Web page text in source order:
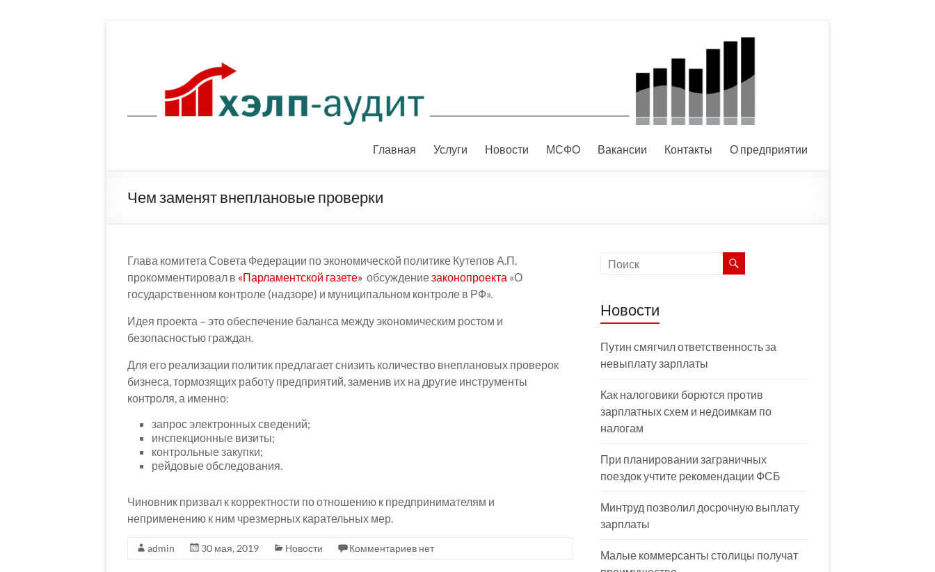
Главная Услуги Новости МСФО Вакансии Контакты О предприятии
Чем заменят внеплановые проверки
Глава комитета Совета Федерации по экономической политике Кутепов А.П.
прокомментировал в «Парламентской газете» обсуждениезаконопроекта «О
государственном контроле (надзоре) и муниципальном контроле в РФ».
Идея проекта – это обеспечение баланса между экономическим ростом и
безопасностью граждан.
Для его реализации политик предлагает снизить количество внеплановых проверок
бизнеса, тормозящих работу предприятий, заменив их на другие инструменты
контроля, а именно:
запрос электронных сведений;
инспекционные визиты;
контрольные закупки;
рейдовые обследования.
Чиновник призвал к корректности по отношению к предпринимателям и
неприменению к ним чрезмерных карательных мер.
admin 30 мая, 2019 Новости Комментариев нет
Новости
Путин смягчил ответственность за
невыплату зарплаты
Как налоговики борются против
зарплатных схем и недоимкам по
налогам
При планировании заграничных
поездок учтите рекомендации ФСБ
Минтруд позволил досрочную выплату
зарплаты
Малые коммерсанты столицы получат